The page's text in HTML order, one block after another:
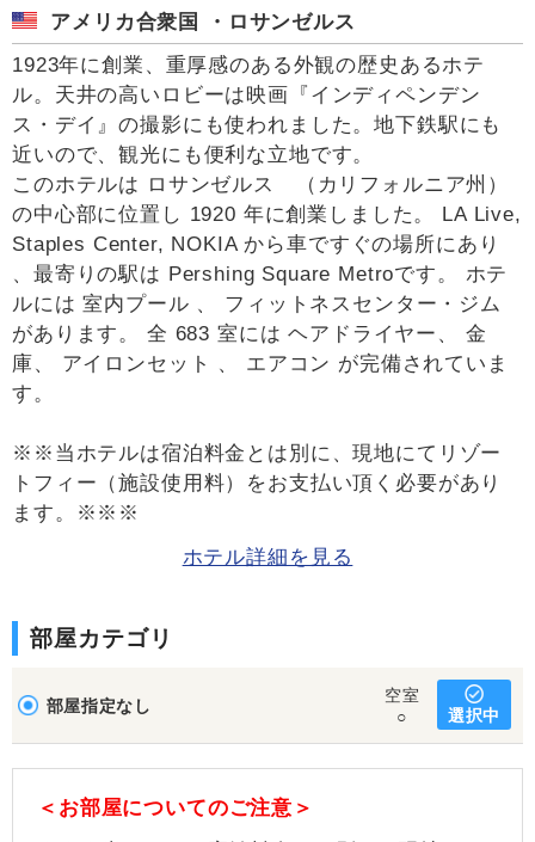
アメリカ合衆国 ・ロサンゼルス
1923年に創業、重厚感のある外観の歴史あるホテ
ル。天井の高いロビーは映画『インディペンデン
ス・デイ』の撮影にも使われました。地下鉄駅にも
近いので、観光にも便利な立地です。
このホテルは ロサンゼルス （カリフォルニア州）
の中心部に位置し 1920 年に創業しました。 LA Live,
Staples Center, NOKIA から車ですぐの場所にあり
、最寄りの駅は Pershing Square Metroです。 ホテ
ルには 室内プール 、 フィットネスセンター・ジム
があります。 全 683 室には ヘアドライヤー、 金
庫、 アイロンセット 、 エアコン が完備されていま
す。
※※当ホテルは宿泊料金とは別に、現地にてリゾー
トフィー（施設使用料）をお支払い頂く必要があり
ます。※※※
ホテル詳細を見る
部屋カテゴリ
部屋指定なし
空室
○
選択中
＜お部屋についてのご注意＞